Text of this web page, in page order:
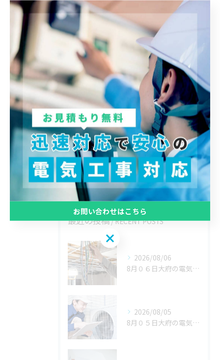
カテゴリー CATEGORIES
全てのカテゴリー
エアコン
配線
リフォーム
オフィス
新築
お知らせ
最近の投稿 RECENT POSTS
2026/08/06
8月０６日大府の電気屋volts日記。名古屋市のご依頼いただきありがとうございました。
2026/08/05
8月０５日大府の電気屋volts日記。刈谷市。豊田市のご依頼いただきありがとうございます。
お問い合わせはこちら